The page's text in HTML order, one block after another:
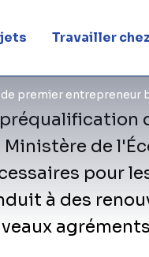
Travailler
premier entrepreneur
de
pour
à des